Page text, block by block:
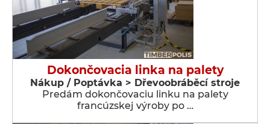
Dokončovacia linka na palety
Nákup / Poptávka > Dřevoobráběcí stroje
Predám dokončovaciu linku na palety
francúzskej výroby po …